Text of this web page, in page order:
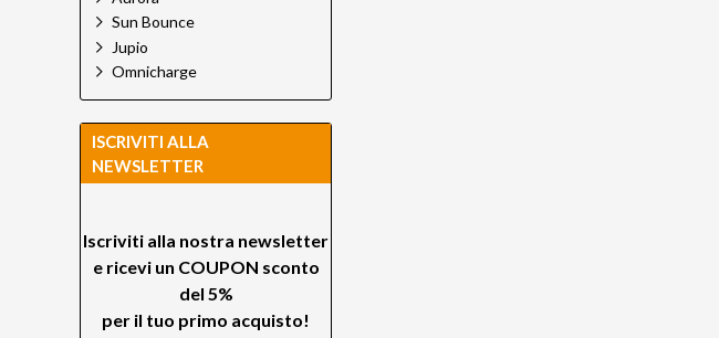
Sun Bounce
Jupio
Omnicharge
ISCRIVITI ALLA
NEWSLETTER
Iscriviti alla nostra newsletter
e ricevi un COUPON sconto
del 5%
per il tuo primo acquisto!